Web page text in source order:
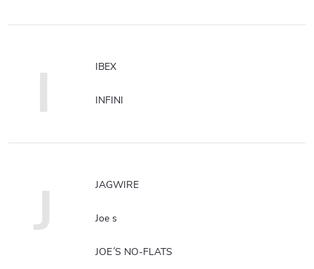
I IBEX
INFINI
J JAGWIRE
Joe s
JOE´S NO-FLATS